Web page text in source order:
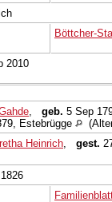
Böttcher-
2010
geb. 5 Sep
Estebrügge
Heinrich gest.